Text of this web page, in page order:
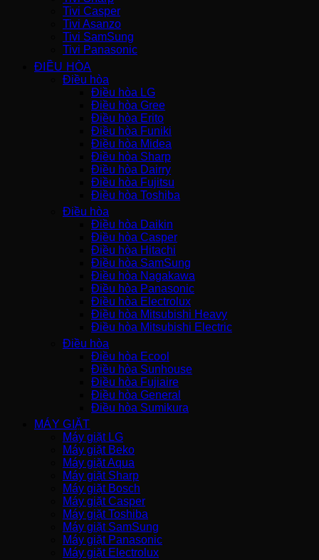
Tivi Casper
Tivi Asanzo
Tivi SamSung
Tivi Panasonic
ĐIỀU HÒA
Điều hòa
Điều hòa LG
Điều hòa Gree
Điều hòa Erito
Điều hòa Funiki
Điều hòa Midea
Điều hòa Sharp
Điều hòa Dairry
Điều hòa Fujitsu
Điều hòa Toshiba
Điều hòa
Điều hòa Daikin
Điều hòa Casper
Điều hòa Hitachi
Điều hòa SamSung
Điều hòa Nagakawa
Điều hòa Panasonic
Điều hòa Electrolux
Điều hòa Mitsubishi Heavy
Điều hòa Mitsubishi Electric
Điều hòa
Điều hòa Ecool
Điều hòa Sunhouse
Điều hòa Fujiaire
Điều hòa General
Điều hòa Sumikura
MÁY GIẶT
Máy giặt LG
Máy giặt Beko
Máy giặt Aqua
Máy giặt Sharp
Máy giặt Bosch
Máy giặt Casper
Máy giặt Toshiba
Máy giặt SamSung
Máy giặt Panasonic
Máy giặt Electrolux